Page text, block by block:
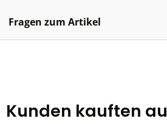
Fragen zum Artikel
Kunden kauften